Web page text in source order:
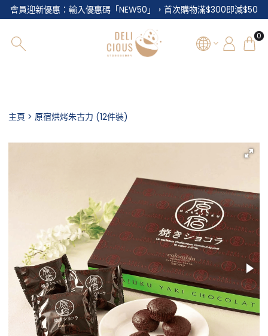
會員迎新優惠：輸入優惠碼「NEW50」，首次購物滿$300即減$50
0
主頁 原宿烘烤朱古力 (12件裝)